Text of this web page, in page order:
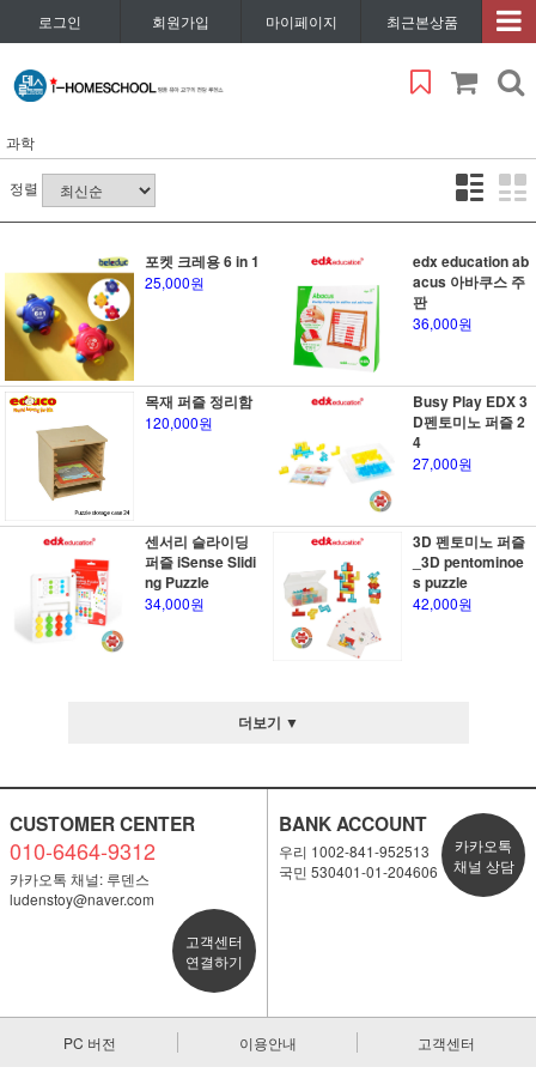
로그인 회원가입 마이페이지 최근본상품
과학
정렬
포켓 크레용 6 in 1
25,000원
edx education ab
acus 아바쿠스 주
판
36,000원
목재 퍼즐 정리함
120,000원
Busy Play EDX 3
D펜토미노 퍼즐 2
4
27,000원
센서리 슬라이딩
퍼즐 iSense Slidi
ng Puzzle
34,000원
3D 펜토미노 퍼즐
_3D pentominoe
s puzzle
42,000원
더보기 ▼
CUSTOMER CENTER
010-6464-9312
카카오톡 채널: 루덴스
ludenstoy@naver.com
고객센터
연결하기
BANK ACCOUNT
우리 1002-841-952513
국민 530401-01-204606
카카오톡
채널 상담
PC 버전 이용안내 고객센터